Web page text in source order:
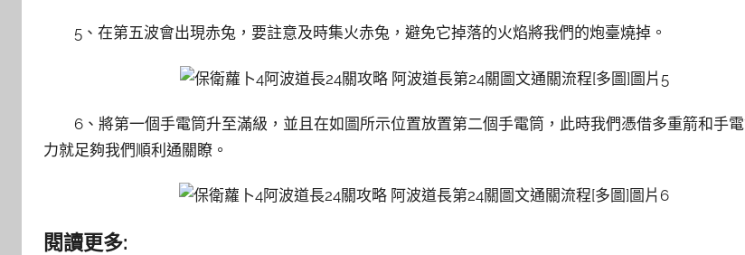
5、在第五波會出現赤兔，要註意及時集火赤兔，避免它掉落的火焰將我們的炮臺燒掉。
6、將第一個手電筒升至滿級，並且在如圖所示位置放置第二個手電筒，此時我們憑借多重箭和手
力就足夠我們順利通關瞭。
閱讀更多: